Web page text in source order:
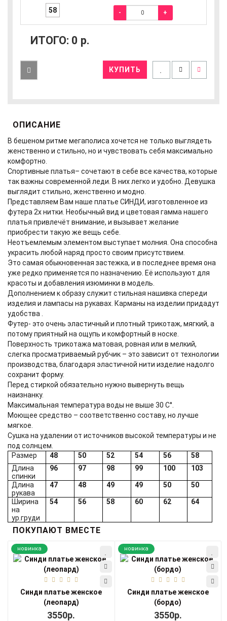
58 - +
ИТОГО: 0 р.
КУПИТЬ
ОПИСАНИЕ
В бешеном ритме мегаполиса хочется не только выглядеть
женственно и стильно, но и чувствовать себя максимально
комфортно.
Спортивные платья– сочетают в себе все качества, которые
так важны современной леди. В них легко и удобно. Девушка
выглядит стильно, женственно и модно.
Представляем Вам наше платье СИНДИ, изготовленное из
футера 2х нитки. Необычный вид и цветовая гамма нашего
платья привлечёт внимание, и вызывает желание
приобрести такую же вещь себе.
Неотъемлемым элементом выступает молния. Она способна
украсить любой наряд просто своим присутствием.
Это самая обыкновенная застежка, и в последнее время она
уже редко применяется по назначению. Её используют для
красоты и добавления изюминки в модель.
Дополнением к образу служит стильная нашивка спереди
изделия и лампасы на рукавах. Карманы на изделии придадут
удобства .
Футер- это очень эластичный и плотный трикотаж, мягкий, а
потому приятный на ощупь и комфортный в носке.
Поверхность трикотажа матовая, ровная или в мелкий,
слегка просматриваемый рубчик – это зависит от технологии
производства, благодаря эластичной нити изделие надолго
сохранит форму.
Перед стиркой обязательно нужно вывернуть вещь
наизнанку.
Максимальная температура воды не выше 30 С°.
Моющее средство – соответственно составу, но лучше
мягкое.
Сушка на удалении от источников высокой температуры и не
под солнцем.
Размер
48 50 52 54 56
58
Длина
спинки
96 97 98 99 100 103
Длина
рукава
47 48 49 49 50 50
Ширина
на
ур.груди
54 56 58 60 62 64
ПОКУПАЮТ ВМЕСТЕ
новинка
Синди платье женское
(леопард)
3550р.
новинка
Синди платье женское
(бордо)
3550р.